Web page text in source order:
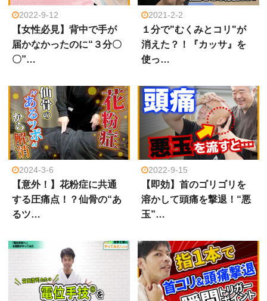
2022-9-12
【女性必見】背中で手が
届かなかったのに“３分〇
〇”…
2021-2-2
１分で"むくみとコリ"が
消えた？！『カッサ』を
使っ…
2024-3-6
【意外！】花粉症に共通
する圧痛点！？仙骨の“あ
るツ…
2022-9-15
【即効】首のゴリゴリを
溶かして頭痛を撃退！“悪
玉”…